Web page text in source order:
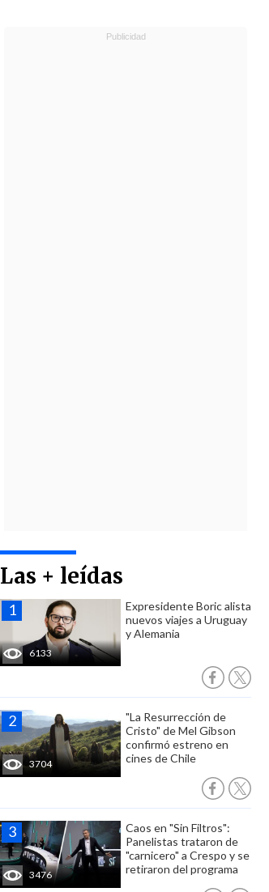
Las + leídas
6133
Expresidente Boric alista
nuevos viajes a Uruguay
y Alemania
3704
"La Resurrección de
Cristo" de Mel Gibson
confirmó estreno en
cines de Chile
3476
Caos en "Sin Filtros":
Panelistas trataron de
"carnicero" a Crespo y se
retiraron del programa